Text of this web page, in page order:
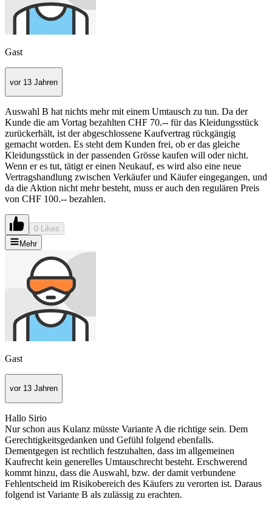
Gast
vor 13 Jahren
Auswahl B hat nichts mehr mit einem Umtausch zu tun. Da der
Kunde die am Vortag bezahlten CHF 70.-- für das Kleidungsstück
zurückerhält, ist der abgeschlossene Kaufvertrag rückgängig
gemacht worden. Es steht dem Kunden frei, ob er das gleiche
Kleidungsstück in der passenden Grösse kaufen will oder nicht.
Wenn er es tut, tätigt er einen Neukauf, es wird also eine neue
Vertragshandlung zwischen Verkäufer und Käufer eingegangen, und
da die Aktion nicht mehr besteht, muss er auch den regulären Preis
von CHF 100.-- bezahlen.
0 Likes
Mehr
Gast
vor 13 Jahren
Hallo Sirio
Nur schon aus Kulanz müsste Variante A die richtige sein. Dem
Gerechtigkeitsgedanken und Gefühl folgend ebenfalls.
Dementgegen ist rechtlich festzuhalten, dass im allgemeinen
Kaufrecht kein generelles Umtauschrecht besteht. Erschwerend
kommt hinzu, dass die Auswahl, bzw. der damit verbundene
Fehlentscheid im Risikobereich des Käufers zu verorten ist. Daraus
folgend ist Variante B als zulässig zu erachten.